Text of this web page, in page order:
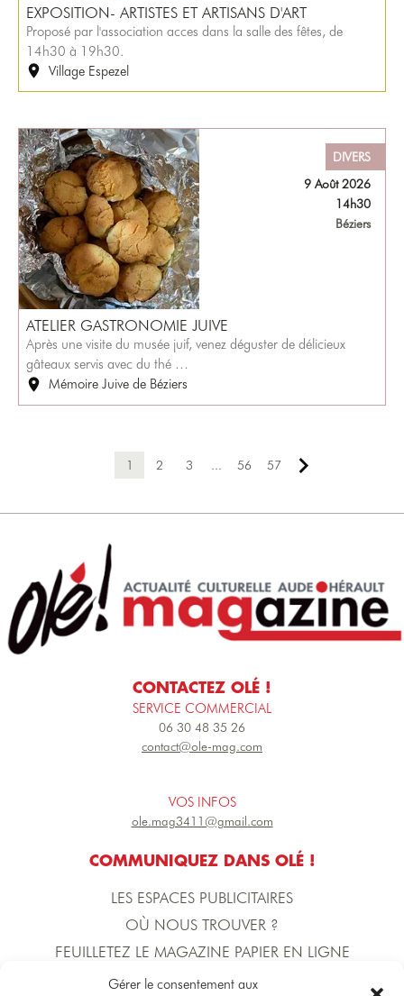
Gérer le consentement aux
EXPOSITION- ARTISTES ET ARTISANS D'ART
Proposé par l'association acces dans la salle des fêtes, de
14h30 à 19h30.
Village Espezel
DIVERS
9 Août 2026
14h30
Béziers
ATELIER GASTRONOMIE JUIVE
Après une visite du musée juif, venez déguster de délicieux
gâteaux servis avec du thé …
Mémoire Juive de Béziers
1 2 3 ... 56 57 Page suivante
CONTACTEZ OLÉ !
SERVICE COMMERCIAL
06 30 48 35 26
contact@ole-mag.com
VOS INFOS
ole.mag3411@gmail.com
COMMUNIQUEZ DANS OLÉ !
LES ESPACES PUBLICITAIRES
OÙ NOUS TROUVER ?
FEUILLETEZ LE MAGAZINE PAPIER EN LIGNE